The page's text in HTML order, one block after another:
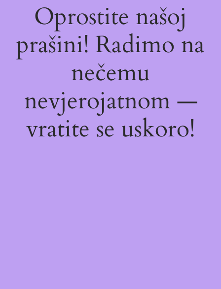
Oprostite našoj
prašini! Radimo na
nečemu
nevjerojatnom —
vratite se uskoro!